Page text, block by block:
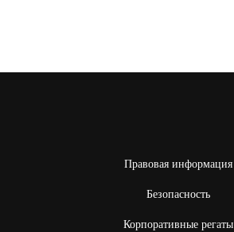
Правовая информация
Безопасность
Корпоративные регаты